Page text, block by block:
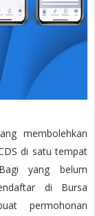
membolehkan
di satu tempat
yang belum
di Bursa
permohonan